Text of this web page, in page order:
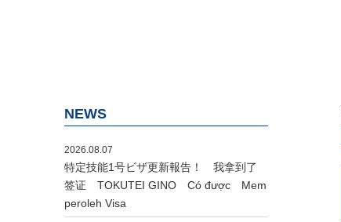
NEWS
2026.08.07
特定技能1号ビザ更新報告！ 我拿到了
签证 TOKUTEI GINO Có được Mem
peroleh Visa